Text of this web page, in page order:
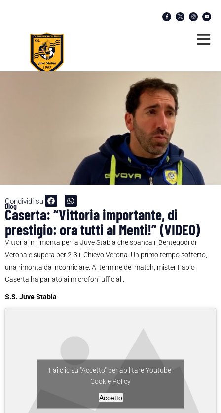
Condividi su:
Blog
Caserta: “Vittoria importante, di
prestigio: ora tutti al Menti!” (VIDEO)
Vittoria in rimonta per la Juve Stabia che sbanca il Bentegodi di
Verona e supera per 2-3 il Chievo Verona. Un primo tempo sofferto,
una rimonta da incorniciare. Al termine del match, mister Fabio
Caserta ha parlato ai microfoni ufficiali.
S.S. Juve Stabia
Fai clic su "Accetto" per abilitare Youtube
Cookie Policy
Accetto